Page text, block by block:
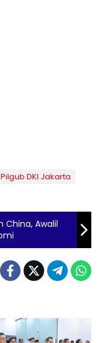
Pilgub DKI Jakarta
China, Awalil